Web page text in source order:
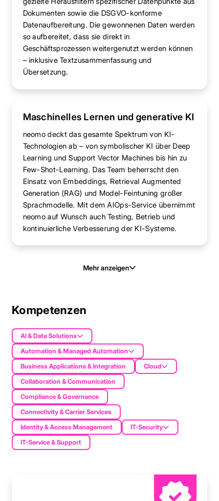
Dokumenten sowie die DSGVO-konforme
Datenaufbereitung. Die gewonnenen Daten werden
so aufbereitet, dass sie direkt in
Geschäftsprozessen weitergenutzt werden können
– inklusive Textzusammenfassung und
Übersetzung.
Maschinelles Lernen und generative KI
neomo deckt das gesamte Spektrum von KI-
Technologien ab – von symbolischer KI über Deep
Learning und Support Vector Machines bis hin zu
Few-Shot-Learning. Das Team beherrscht den
Einsatz von Embeddings, Retrieval Augmented
Generation (RAG) und Model-Feintuning großer
Sprachmodelle. Mit dem AIOps-Service übernimmt
neomo auf Wunsch auch Testing, Betrieb und
kontinuierliche Verbesserung der KI-Systeme.
Mehr anzeigen
Kompetenzen
AI & Data Solutions
Automation & Managed Automation
Business Applications & Integration
Cloud
Collaboration & Communication
Compliance & Governance
Connectivity & Carrier Services
Identity & Access Management
IT-Security
IT-Service & Support